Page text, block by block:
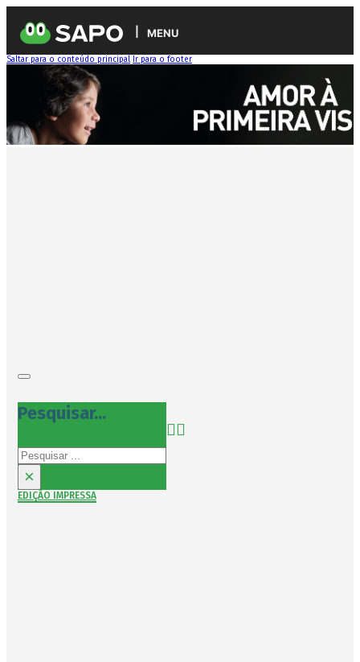
MENU
Saltar para o conteúdo principal Ir para o footer
Pesquisar...
Pesquisar
×
EDIÇÃO IMPRESSA